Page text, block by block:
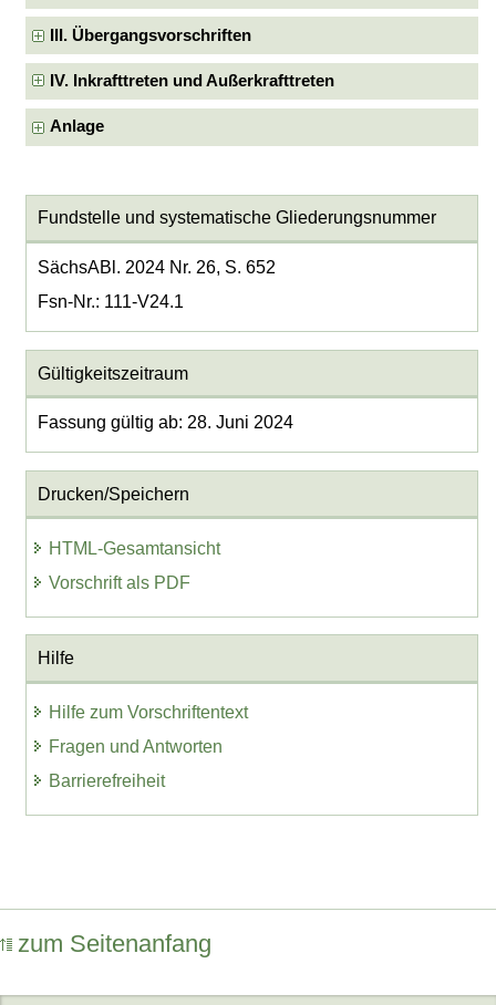
III. Übergangsvorschriften
IV. Inkrafttreten und Außerkrafttreten
Anlage
Fundstelle und systematische Gliederungsnummer
SächsABl. 2024 Nr. 26, S. 652
Fsn-Nr.: 111-V24.1
Gültigkeitszeitraum
Fassung gültig ab: 28. Juni 2024
Drucken/Speichern
HTML-Gesamtansicht
Vorschrift als PDF
Hilfe
Hilfe zum Vorschriftentext
Fragen und Antworten
Barrierefreiheit
zum Seitenanfang